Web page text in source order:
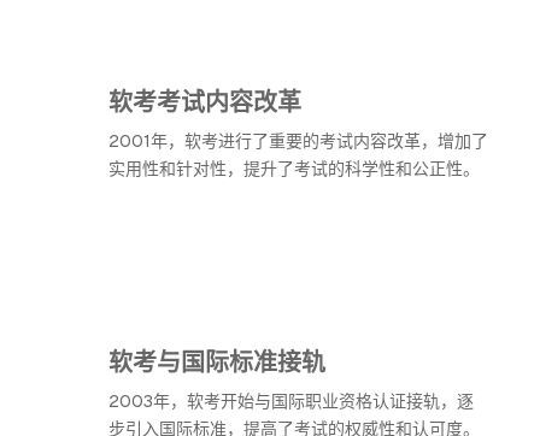
软考考试内容改革
2001年，软考进行了重要的考试内容改革，增加了
实用性和针对性，提升了考试的科学性和公正性。
软考与国际标准接轨
2003年，软考开始与国际职业资格认证接轨，逐
步引入国际标准，提高了考试的权威性和认可度。